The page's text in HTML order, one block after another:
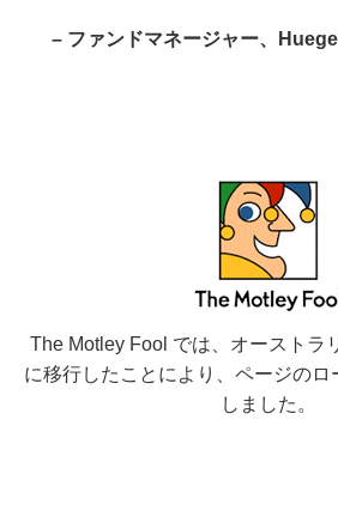
– ファンドマネージャー、
The Motley Fool では、オーストラ
に移行したことにより、ページのロ
しました。